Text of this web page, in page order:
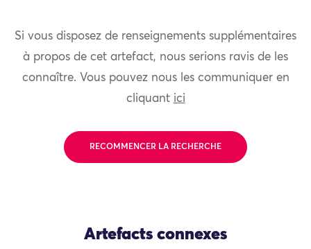
Si vous disposez de renseignements supplémentaires
à propos de cet artefact, nous serions ravis de les
connaître. Vous pouvez nous les communiquer en
cliquant ici
RECOMMENCER LA RECHERCHE
Artefacts connexes